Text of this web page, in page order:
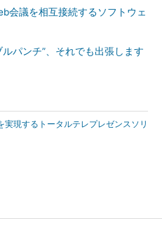
会議を相互接続するソフトウェ
パンチ”、それでも出張します
現するトータルテレプレゼンスソリ